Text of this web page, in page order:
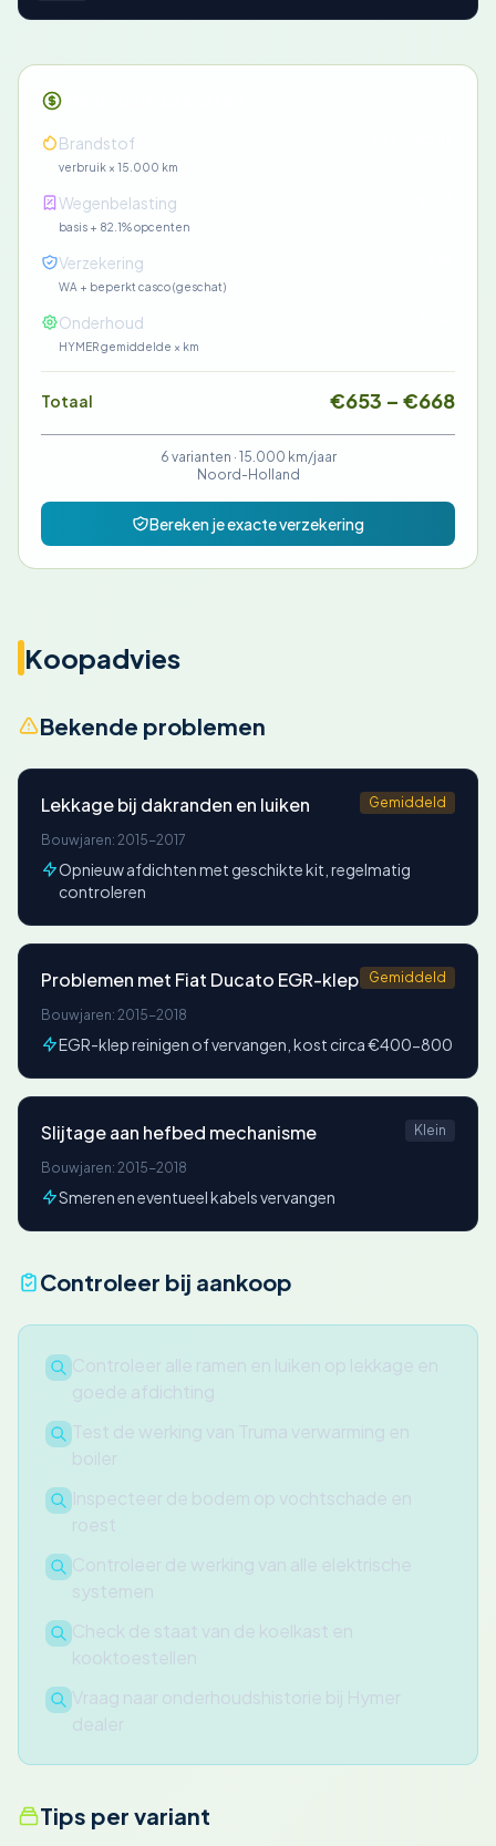
Brandstof
verbruik × 15.000 km
Wegenbelasting
basis + 82.1% opcenten
Verzekering
WA + beperkt casco (geschat)
Onderhoud
HYMER gemiddelde × km
Totaal €653 – €668
6 varianten · 15.000 km/jaar
Noord-Holland
Bereken je exacte verzekering
Koopadvies
Bekende problemen
Lekkage bij dakranden en luiken Gemiddeld
Bouwjaren: 2015-2017
Opnieuw afdichten met geschikte kit, regelmatig
controleren
Problemen met Fiat Ducato EGR-klep Gemiddeld
Bouwjaren: 2015-2018
EGR-klep reinigen of vervangen, kost circa €400-800
Slijtage aan hefbed mechanisme Klein
Bouwjaren: 2015-2018
Smeren en eventueel kabels vervangen
Controleer bij aankoop
Controleer alle ramen en luiken op lekkage en
goede afdichting
Test de werking van Truma verwarming en
boiler
Inspecteer de bodem op vochtschade en
roest
Controleer de werking van alle elektrische
systemen
Check de staat van de koelkast en
kooktoestellen
Vraag naar onderhoudshistorie bij Hymer
dealer
Tips per variant